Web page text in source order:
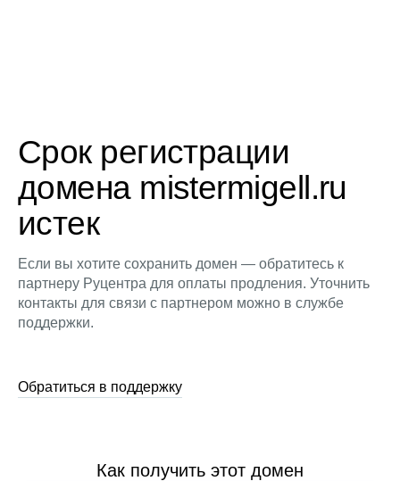
Срок регистрации
домена mistermigell.ru
истек
Если вы хотите сохранить домен — обратитесь к
партнеру Руцентра для оплаты продления. Уточнить
контакты для связи с партнером можно в службе
поддержки.
Обратиться в поддержку
Как получить этот домен